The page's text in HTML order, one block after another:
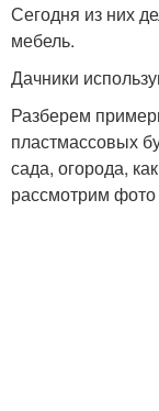
Сегодня из них
мебель.
Дачники
Разберем
пластмассовых
сада, огорода,
рассмотрим фото